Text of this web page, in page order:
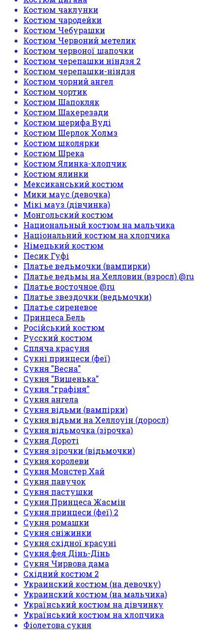
Костюм чаклунки
Костюм чародейки
Костюм Чебурашки
Костюм Червоний метелик
Костюм червоної шапочки
Костюм черепашки ніндзя 2
Костюм черепашки-ніндзя
Костюм чорний ангел
Костюм чортик
Костюм Шапокляк
Костюм Шахерезади
Костюм шерифа Вуді
Костюм Шерлок Холмз
Костюм школярки
Костюм Шрека
Костюм Ялинка-хлопчик
Костюм ялинки
Мексиканський костюм
Мики маус (девочка)
Мікі мауз (дівчинка)
Монгольский костюм
Национальный костюм на мальчика
Національний костюм на хлопчика
Німецький костюм
Песик Гуфі
Платье ведьмочки (вампирки)
Платье ведьмы на Хелловин (взросл) @ru
Платье восточное @ru
Платье звездочки (ведьмочки)
Платье сиреневое
Принцеса Бель
Російський костюм
Русский костюм
Спляча красуня
Сукні принцеси (феї)
Сукня "Весна"
Сукня "Вишенька"
Сукня "графіня"
Сукня ангела
Сукня відьми (вампірки)
Сукня відьми на Хеллоуін (доросл)
Сукня відьмочка (зірочка)
Сукня Дороті
Сукня зірочки (відьмочки)
Сукня королеви
Сукня Монстер Хай
Сукня павучок
Сукня пастушки
Сукня Принцеса Жасмін
Сукня принцеси (феї) 2
Сукня ромашки
Сукня сніжинки
Сукня східної красуні
Сукня фея Дінь-Дінь
Сукня Чирвова дама
Східний костюм 2
Украинский костюм (на девочку)
Украинский костюм (на мальчика)
Український костюм на дівчинку
Український костюм на хлопчика
Фіолетова сукня